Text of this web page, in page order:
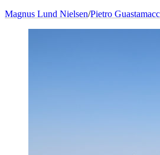
Magnus Lund Nielsen/Pietro